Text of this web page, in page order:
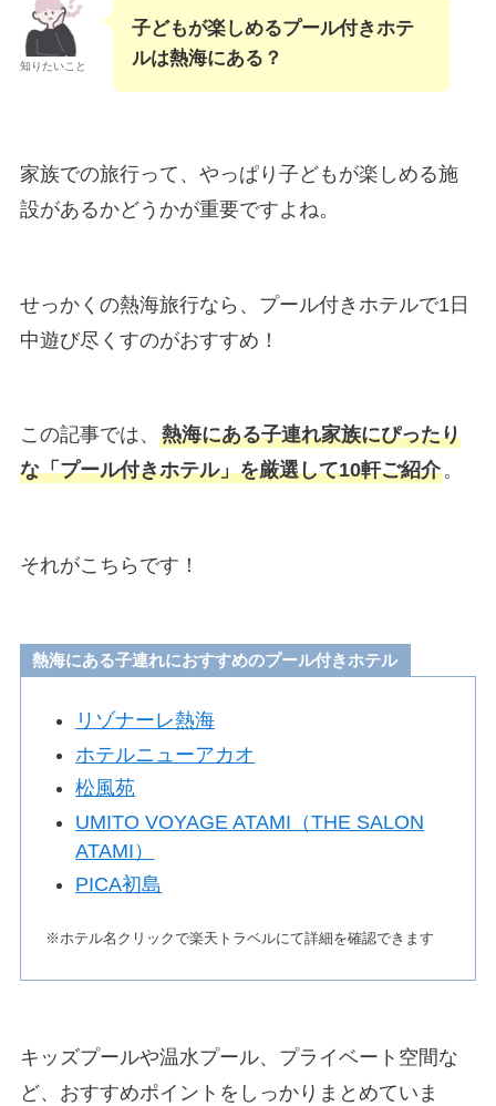
知りたいこと
子どもが楽しめるプール付きホテ
ルは熱海にある？
家族での旅行って、やっぱり子どもが楽しめる施
設があるかどうかが重要ですよね。
せっかくの熱海旅行なら、プール付きホテルで1日
中遊び尽くすのがおすすめ！
この記事では、 熱海にある子連れ家族にぴったり
な「プール付きホテル」を厳選して10軒ご紹介。
それがこちらです！
熱海にある子連れにおすすめのプール付きホテル
リゾナーレ熱海
ホテルニューアカオ
松風苑
UMITO VOYAGE ATAMI（THE SALON
ATAMI）
PICA初島
※ホテル名クリックで楽天トラベルにて詳細を確認できます
キッズプールや温水プール、プライベート空間な
ど、おすすめポイントをしっかりまとめていま